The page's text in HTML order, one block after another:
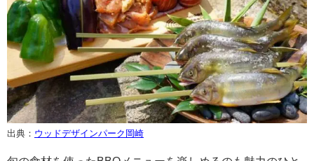
出典： ウッドデザインパーク岡崎